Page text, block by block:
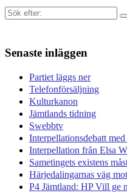
Sök
Senaste inläggen
Partiet läggs ner
Telefonförsäljning
Kulturkanon
Jämtlands tidning
Swebbtv
Interpellationsdebatt
Interpellation från Elsa
Sametingets existens
Härjedalingarnas väg
P4 Jämtland: HP Vill ge